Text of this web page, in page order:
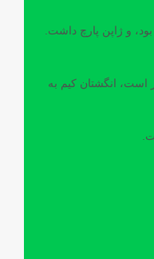
و ژاپن پارچ داشت.
انگشتان کیم به